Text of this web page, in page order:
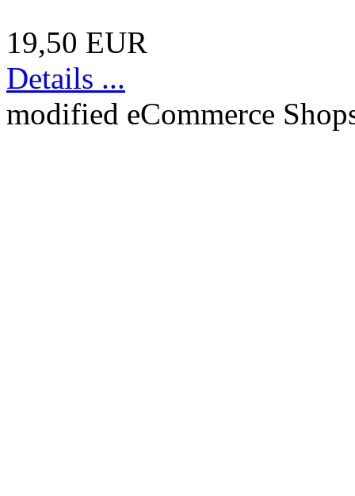
19,50 EUR
Details ...
modified eCommerce